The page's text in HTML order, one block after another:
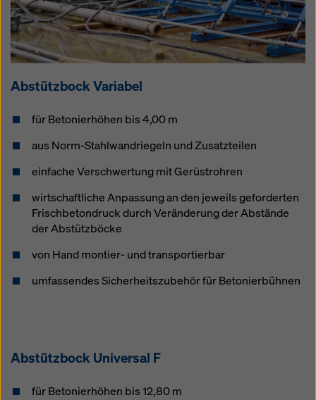
Abstütz­bock Variabel
für Betonierhöhen bis 4,00 m
aus Norm-Stahlwandriegeln und Zusatzteilen
einfache Verschwertung mit Gerüstrohren
wirtschaftliche Anpassung an den jeweils geforderten
Frischbetondruck durch Veränderung der Abstände
der Abstützböcke
von Hand montier- und transportierbar
umfassendes Sicherheitszubehör für Betonierbühnen
Abstütz­bock Universal F
für Betonierhöhen bis 12,80 m